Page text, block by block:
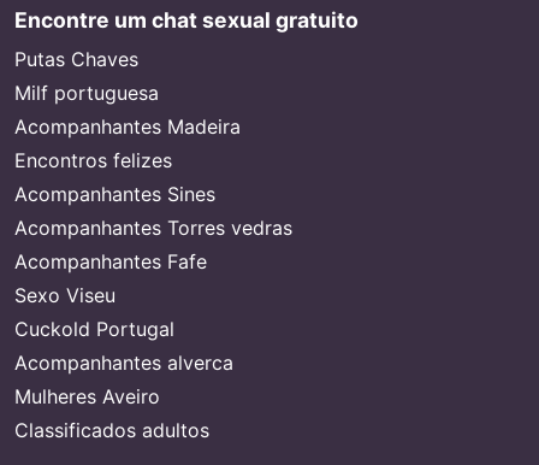
Encontre um chat sexual gratuito
Putas Chaves
Milf portuguesa
Acompanhantes Madeira
Encontros felizes
Acompanhantes Sines
Acompanhantes Torres vedras
Acompanhantes Fafe
Sexo Viseu
Cuckold Portugal
Acompanhantes alverca
Mulheres Aveiro
Classificados adultos